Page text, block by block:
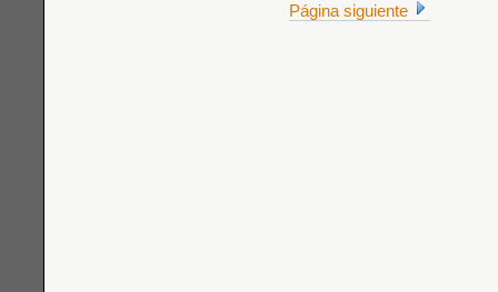
Página siguiente